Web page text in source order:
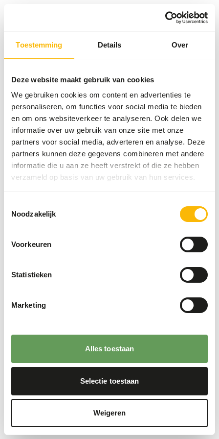
Toestemming Details Over
Deze website maakt gebruik van cookies
We gebruiken cookies om content en advertenties te
personaliseren, om functies voor social media te bieden
en om ons websiteverkeer te analyseren. Ook delen we
informatie over uw gebruik van onze site met onze
partners voor social media, adverteren en analyse. Deze
partners kunnen deze gegevens combineren met andere
informatie die u aan ze heeft verstrekt of die ze hebben
verzameld op basis van uw gebruik van hun services.
Noodzakelijk
Voorkeuren
Statistieken
Marketing
Alles toestaan
Selectie toestaan
Weigeren
Something went wrong!